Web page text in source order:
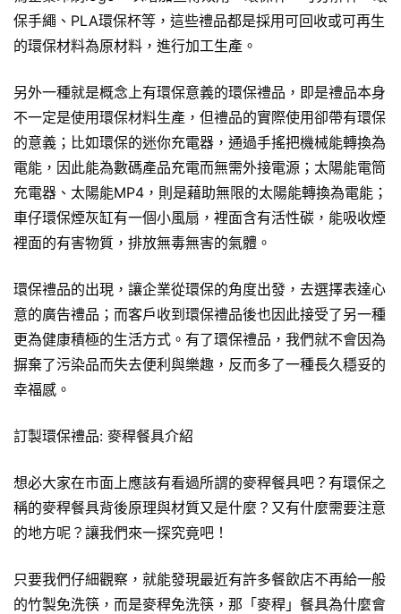
保手繩、PLA環保杯等，這些禮品都是採用可回收或可再生
的環保材料為原材料，進行加工生產。
另外一種就是概念上有環保意義的環保禮品，即是禮品本身
不一定是使用環保材料生產，但禮品的實際使用卻帶有環保
的意義；比如環保的迷你充電器，通過手搖把機械能轉換為
電能，因此能為數碼產品充電而無需外接電源；太陽能電筒
充電器、太陽能MP4，則是藉助無限的太陽能轉換為電能；
車仔環保煙灰缸有一個小風扇，裡面含有活性碳，能吸收煙
裡面的有害物質，排放無毒無害的氣體。
環保禮品的出現，讓企業從環保的角度出發，去選擇表達心
意的廣告禮品；而客戶收到環保禮品後也因此接受了另一種
更為健康積極的生活方式。有了環保禮品，我們就不會因為
摒棄了污染品而失去便利與樂趣，反而多了一種長久穩妥的
幸福感。
訂製環保禮品: 麥稈餐具介紹
想必大家在市面上應該有看過所謂的麥稈餐具吧？有環保之
稱的麥稈餐具背後原理與材質又是什麼？又有什麼需要注意
的地方呢？讓我們來一探究竟吧！
只要我們仔細觀察，就能發現最近有許多餐飲店不再給一般
的竹製免洗筷，而是麥稈免洗筷，那「麥稈」餐具為什麼會